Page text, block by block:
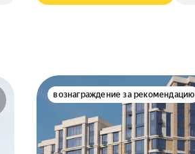
вознаграждение за рекомендацию